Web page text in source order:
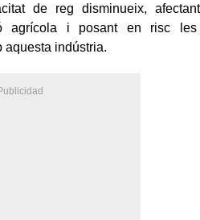
de reg disminueix, afectant
agrícola i posant en risc les
aquesta indústria.